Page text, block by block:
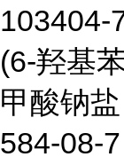
103404-
(6-羟基
甲酸钠盐
584-08-